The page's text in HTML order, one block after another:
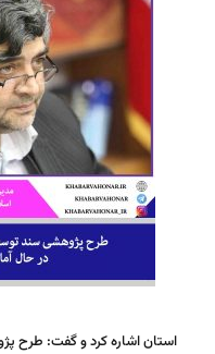
استان اشاره کرد و گفت: طرح